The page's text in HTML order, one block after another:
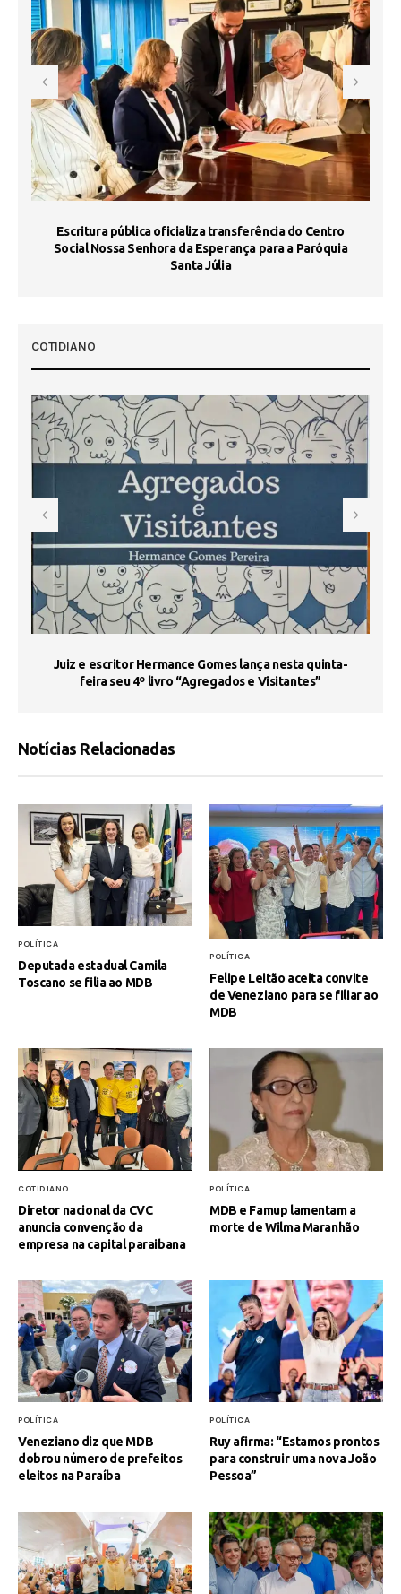
Escritura pública oficializa transferência do Centro
Social Nossa Senhora da Esperança para a Paróquia
Santa Júlia
COTIDIANO
Juiz e escritor Hermance Gomes lança nesta quinta-
feira seu 4º livro “Agregados e Visitantes”
Notícias Relacionadas
POLÍTICA
Deputada estadual Camila
Toscano se filia ao MDB
POLÍTICA
Felipe Leitão aceita convite
de Veneziano para se filiar ao
MDB
COTIDIANO
Diretor nacional da CVC
anuncia convenção da
empresa na capital paraibana
POLÍTICA
MDB e Famup lamentam a
morte de Wilma Maranhão
POLÍTICA
Veneziano diz que MDB
dobrou número de prefeitos
eleitos na Paraíba
POLÍTICA
Ruy afirma: “Estamos prontos
para construir uma nova João
Pessoa”